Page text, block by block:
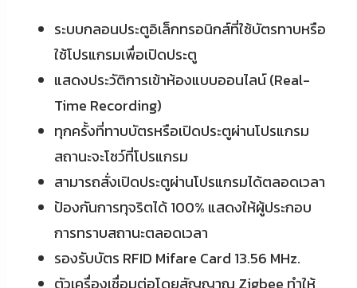
ระบบกลอนประตูอิเล็กทรอนิกส์ที่ใช้บัตรทาบหรือ
ใช้โปรแกรมเพื่อเปิดประตู
แสดงประวัติการเข้าห้องแบบออนไลน์ (Real-
Time Recording)
ทุกครั้งที่ทาบบัตรหรือเปิดประตูผ่านโปรแกรม
สถานะจะโชว์ที่โปรแกรม
สามารถสั่งเปิดประตูผ่านโปรแกรมได้ตลอดเวลา
ป้องกันการทุจริตได้ 100% แสดงให้ผู้ประกอบ
การทราบสถานะตลอดเวลา
รองรับบัตร RFID Mifare Card 13.56 MHz.